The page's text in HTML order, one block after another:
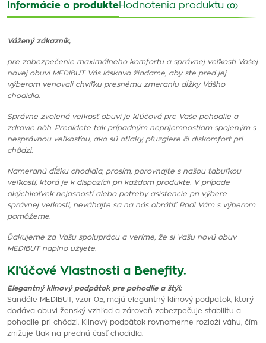
Informácie o produkteHodnotenia produktu (0)
Vážený zákazník,
pre zabezpečenie maximálneho komfortu a správnej veľkosti Vašej
novej obuvi MEDIBUT Vás láskavo žiadame, aby ste pred jej
výberom venovali chvíľku presnému zmeraniu dĺžky Vášho
chodidla.
Správne zvolená veľkosť obuvi je kľúčová pre Vaše pohodlie a
zdravie nôh. Predídete tak prípadným nepríjemnostiam spojeným s
nesprávnou veľkosťou, ako sú otlaky, pľuzgiere či diskomfort pri
chôdzi.
Nameranú dĺžku chodidla, prosím, porovnajte s našou tabuľkou
veľkostí, ktorá je k dispozícii pri každom produkte. V prípade
akýchkoľvek nejasností alebo potreby asistencie pri výbere
správnej veľkosti, neváhajte sa na nás obrátiť. Radi Vám s výberom
pomôžeme.
Ďakujeme za Vašu spoluprácu a veríme, že si Vašu novú obuv
MEDIBUT naplno užijete.
Kľúčové Vlastnosti a Benefity.
Elegantný klinový podpätok pre pohodlie a štýl:
Sandále MEDIBUT, vzor 05, majú elegantný klinový podpätok, ktorý
dodáva obuvi ženský vzhľad a zároveň zabezpečuje stabilitu a
pohodlie pri chôdzi. Klinový podpätok rovnomerne rozloží váhu, čím
znižuje tlak na prednú časť chodidla.